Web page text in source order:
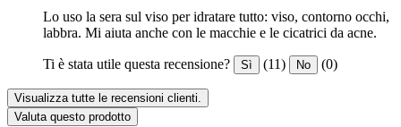
Lo uso la sera sul viso per idratare tutto: viso, contorno occhi,
labbra. Mi aiuta anche con le macchie e le cicatrici da acne.
Ti è stata utile questa recensione? Sì (11) No (0)
Visualizza tutte le recensioni clienti.
Valuta questo prodotto